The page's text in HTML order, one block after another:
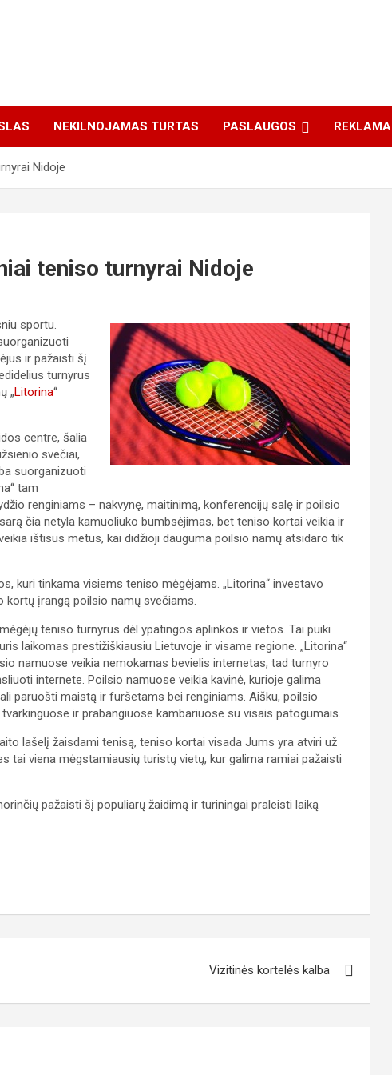
NEKILNOJAMAS TURTAS PASLAUGOS REKLAMA
Nidoje
teniso turnyrai Nidoje
sportu.
ir pažaisti šį
turnyrus
„Litorina“
centre, šalia
svečiai,
suorganizuoti
tam
renginiams – nakvynę, maitinimą, konferencijų salę ir poilsio
čia netyla kamuoliuko bumbsėjimas, bet teniso kortai veikia ir
ištisus metus, kai didžioji dauguma poilsio namų atsidaro tik
kuri tinkama visiems teniso mėgėjams. „Litorina“ investavo
kortų įrangą poilsio namų svečiams.
teniso turnyrus dėl ypatingos aplinkos ir vietos. Tai puiki
laikomas prestižiškiausiu Lietuvoje ir visame regione. „Litorina“
namuose veikia nemokamas bevielis internetas, tad turnyro
internete. Poilsio namuose veikia kavinė, kurioje galima
paruošti maistą ir furšetams bei renginiams. Aišku, poilsio
ir prabangiuose kambariuose su visais patogumais.
lašelį žaisdami tenisą, teniso kortai visada Jums yra atviri už
tai viena mėgstamiausių turistų vietų, kur galima ramiai pažaisti
pažaisti šį populiarų žaidimą ir turiningai praleisti laiką
Vizitinės kortelės kalba